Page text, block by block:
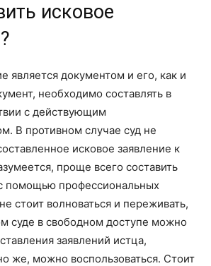
исковое
является документом и его, как и
необходимо составлять в
с действующим
В противном случае суд не
исковое заявление к
проще всего составить
помощью профессиональных
стоит волноваться и переживать,
суде в свободном доступе можно
заявлений истца,
же, можно воспользоваться. Стоит